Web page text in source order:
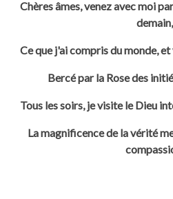
Chères âmes, venez avec moi
demain,
Ce que j'ai compris du monde,
Bercé par la Rose des
Tous les soirs, je visite le Dieu
La magnificence de la vérité